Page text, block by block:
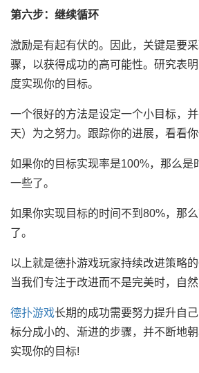
第六步：继续循环
激励是有起有伏的。因此，关键是要
骤，以获得成功的高可能性。研究表
度实现你的目标。
一个很好的方法是设定一个小目标，
天）为之努力。跟踪你的进展，看看你
如果你的目标实现率是100%，那么是
一些了。
如果你实现目标的时间不到80%，那
了。
以上就是德扑游戏玩家持续改进策略的
当我们专注于改进而不是完美时，自然
德扑游戏长期的成功需要努力提升自
标分成小的、渐进的步骤，并不断地
实现你的目标!